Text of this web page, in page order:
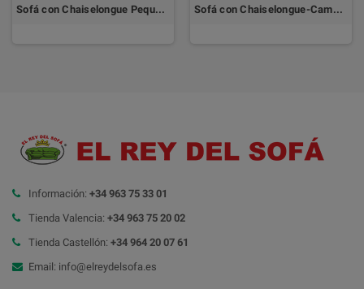
Sofá con Chaiselongue Pequeña DESCANSA by TOP TAPIZADOS Sofá con Chaiselongue-Cama TIANJIN
Información: +34 963 75 33 01
Tienda Valencia: +34 963 75 20 02
Tienda Castellón: +34 964 20 07 61
Email: info@elreydelsofa.es